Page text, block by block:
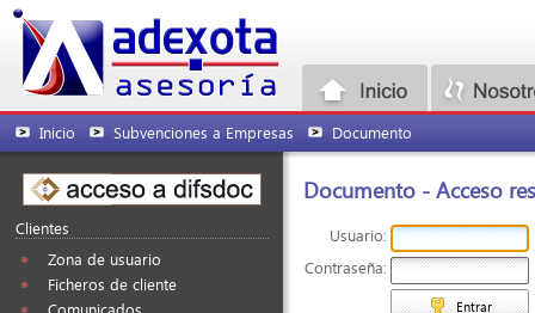
Inicio Subvenciones a Empresas Documento
Clientes
Zona de usuario
Ficheros de cliente
Comunicados
Documento - Acceso
Usuario:
Contraseña:
Entrar